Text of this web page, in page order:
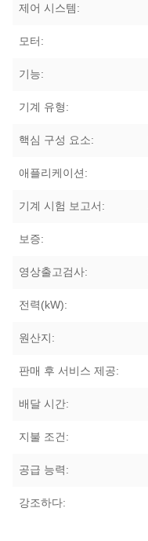
제어 시스템:
모터:
기능:
기계 유형:
핵심 구성 요소:
애플리케이션:
기계 시험 보고서:
보증:
영상출고검사:
전력(kW):
원산지:
판매 후 서비스 제공:
배달 시간:
지불 조건:
공급 능력:
강조하다: